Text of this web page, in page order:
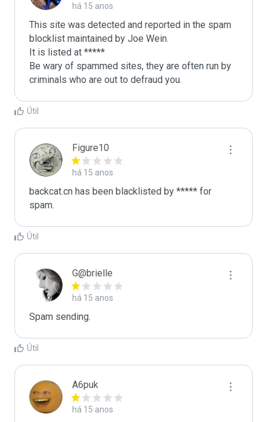
há 15 anos
This site was detected and reported in the spam
blocklist maintained by Joe Wein.
It is listed at *****
Be wary of spammed sites, they are often run by
criminals who are out to defraud you.
Útil
Figure10
há 15 anos
backcat.cn has been blacklisted by ***** for
spam.
Útil
G@brielle
há 15 anos
Spam sending.
Útil
A6puk
há 15 anos